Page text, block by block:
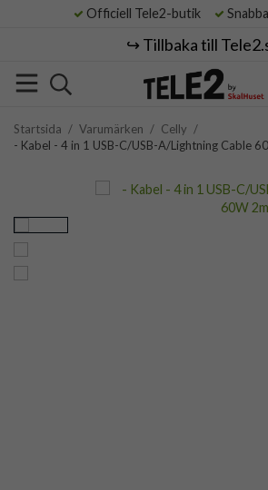
Officiell Tele2-butik
↪️ Tillbaka till
Startsida / Varumärken / Celly /
- Kabel - 4 in 1 USB-C/USB-A/Lightning Cable